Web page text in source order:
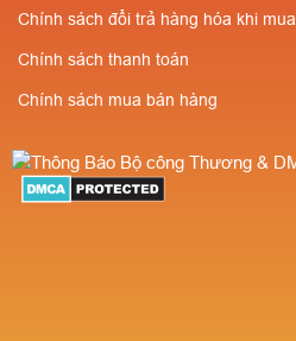
Chính sách đổi trả hàng hóa khi mua
Chính sách thanh toán
Chính sách mua bán hàng